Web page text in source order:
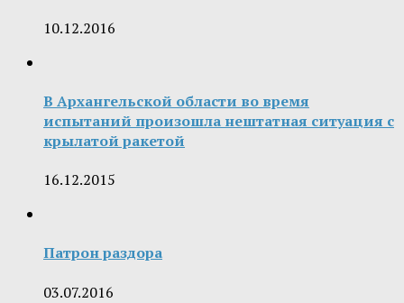
10.12.2016
В Архангельской области во время
испытаний произошла нештатная ситуация с
крылатой ракетой
16.12.2015
Патрон раздора
03.07.2016